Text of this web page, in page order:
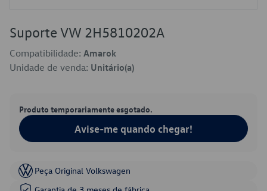
Suporte VW 2H5810202A
Compatibilidade: Amarok
Unidade de venda: Unitário(a)
Produto temporariamente esgotado.
Avise-me quando chegar!
Peça Original Volkswagen